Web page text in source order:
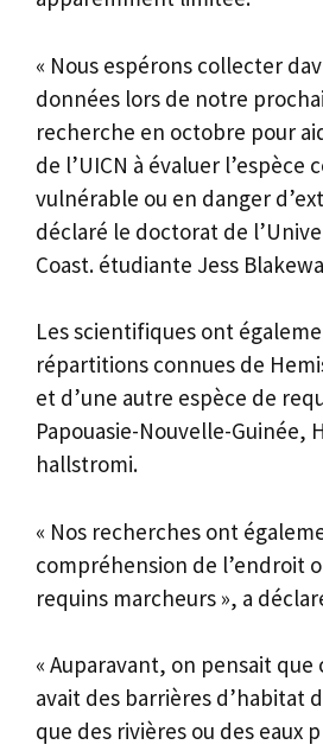
« Nous espérons collecter
données lors de notre
recherche en octobre pour
de l’UICN à évaluer l’espèce
vulnérable ou en danger
déclaré le doctorat de
Coast. étudiante Jess
Les scientifiques ont
répartitions connues de
et d’une autre espèce de
Papouasie-Nouvelle-Guinée,
hallstromi.
« Nos recherches ont
compréhension de l’endroit
requins marcheurs », a
« Auparavant, on pensait que
avait des barrières d’habitat
que des rivières ou des eaux